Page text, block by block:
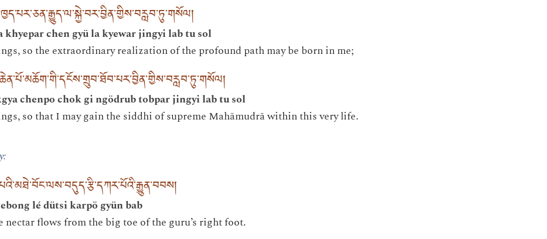
khyepar chen gyü la kyewar jingyi lab tu sol
so the extraordinary realization of the profound path may be born in me;
chenpo chok gi ngödrub tobpar jingyi lab tu sol
so that I may gain the siddhi of supreme Mahāmudrā within this very life.
lé dütsi karpö gyün bab
nectar flows from the big toe of the guru’s right foot.